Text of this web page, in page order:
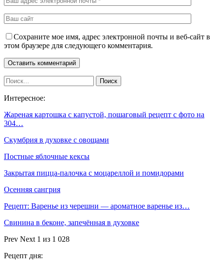
Сохраните мое имя, адрес электронной почты и веб-сайт в
этом браузере для следующего комментария.
Интересное:
Жареная картошка с капустой, пошаговый рецепт с фото на
304…
Скумбрия в духовке с овощами
Постные яблочные кексы
Закрытая пицца-палочка с моцареллой и помидорами
Осенняя сангрия
Рецепт: Варенье из черешни — ароматное варенье из…
Свинина в беконе, запечённая в духовке
Prev Next 1 из 1 028
Рецепт дня: